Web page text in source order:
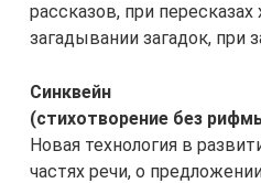
рассказов, при
загадывании загадок, при
Синквейн
(стихотворение без
Новая технология в
частях речи, о